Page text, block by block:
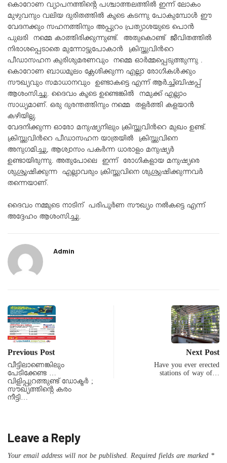
കൊറോണ വ്യാപനത്തിന്റെ പശ്ചാത്തലത്തിൽ ഇന്ന് ലോകം
മുഴുവനും വലിയ ദുരിതത്തിൽ കൂടെ കടന്നു പോകുമ്പോൾ ഈ
വേദനക്കും സഹനത്തിനും അപ്പുറം പ്രത്യാശയുടെ പൊൻ
പുലരി നമ്മെ കാത്തിരിക്കുന്നുണ്ട്. അതുകൊണ്ട് ജീവിതത്തിൽ
നിരാശപ്പെടാതെ മുന്നോട്ടുപോകാൻ ക്രിസ്തുവിൻറെ
പീഡാസഹന കുരിശുമരണവും നമ്മെ ഓർമ്മപ്പെടുത്തുന്നു .
കൊറോണ ബാധമൂലം ക്ലേശിക്കുന്ന എല്ലാ രോഗികൾക്കും
സൗഖ്യവും സമാധാനവും ഉണ്ടാകട്ടെ എന്ന് ആർച്ച്ബിഷപ്പ്
ആശംസിച്ചു. ദൈവം കൂടെ ഉണ്ടെങ്കിൽ നമുക്ക് എല്ലാം
സാധ്യമാണ്. ഒരു ദുരന്തത്തിനും നമ്മെ തളർത്തി കളയാൻ
കഴിയില്ല.
വേദനിക്കുന്ന ഓരോ മനുഷ്യനിലും ക്രിസ്തുവിൻറെ മുഖം ഉണ്ട്.
ക്രിസ്തുവിൻറെ പീഡാസഹന യാത്രയിൽ ക്രിസ്തുവിനെ
അനുഗമിച്ചു, ആശ്വാസം പകർന്ന ധാരാളം മനുഷ്യർ
ഉണ്ടായിരുന്നു. അതുപോലെ ഇന്ന് രോഗികളായ മനുഷ്യരെ
ശുശ്രൂഷിക്കുന്ന എല്ലാവരും ക്രിസ്തുവിനെ ശുശ്രുഷിക്കുന്നവർ
തന്നെയാണ്.
ദൈവം നമ്മുടെ നാടിന് പരിപൂർണ സൗഖ്യം നൽകട്ടെ എന്ന്
അദ്ദേഹം ആശംസിച്ചു.
Admin
Previous Post
വീട്ടിലാണെങ്കിലും
പേടിക്കേണ്ട …
വിളിപ്പുറത്തുണ്ട് ഡോക്ടർ ;
സൗഖ്യത്തിന്റെ കരം
നീട്ടി…
Next Post
Have you ever erected
stations of way of…
Leave a Reply
Your email address will not be published. Required fields are marked *